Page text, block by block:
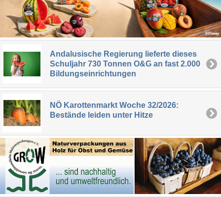
Andalusische Regierung lieferte dieses
Schuljahr 730 Tonnen O&G an fast 2.000
Bildungseinrichtungen
NÖ Karottenmarkt Woche 32/2026:
Bestände leiden unter Hitze